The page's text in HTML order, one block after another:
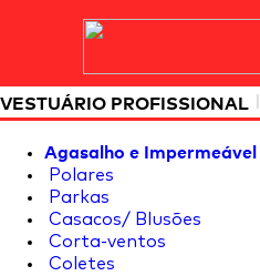
VESTUÁRIO PROFISSIONAL |
Agasalho e Impermeável
Polares
Parkas
Casacos/ Blusões
Corta-ventos
Coletes